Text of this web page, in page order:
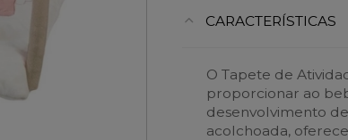
CARACTERÍSTICAS
O Tapete de
proporcionar ao
desenvolvimento
acolchoada,